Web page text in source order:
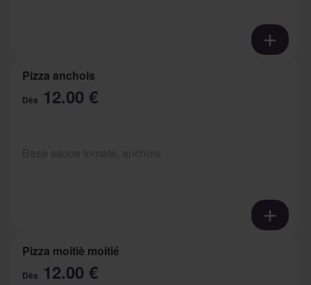
Pizza anchois
Dès 12.00 €
Pizza moitiè moitié
Dès 12.00 €